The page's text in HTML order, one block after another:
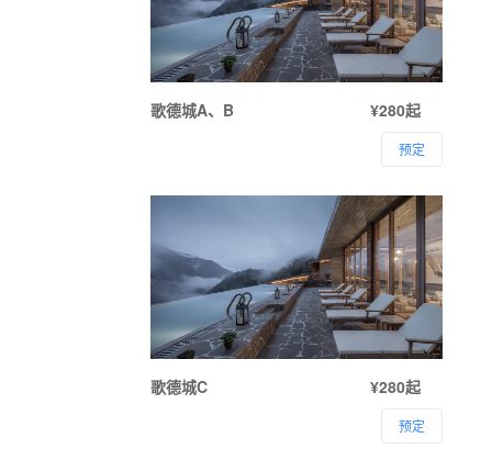
歌德城A、B ¥280起
预定
歌德城C ¥280起
预定